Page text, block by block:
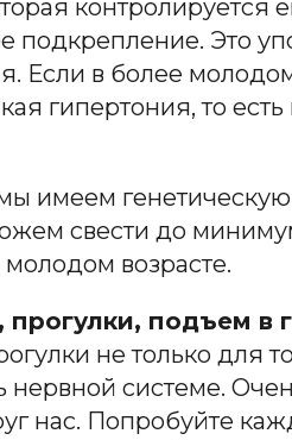
контролируется
подкрепление. Это
Если в более
гипертония, то есть
имеем генетическую
свести до
возрасте.
прогулки, подъем в
и не только для
нервной системе.
нас. Попробуйте